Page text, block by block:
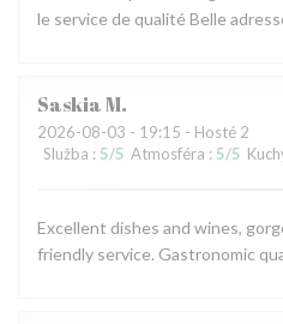
le service de qualité Belle
SaskiaM
2026-08-03 - 19:15 - Hosté 2
Služba : 5/5 Atmosféra : 5/5
Excellent dishes and wines,
friendly service. Gastronomic